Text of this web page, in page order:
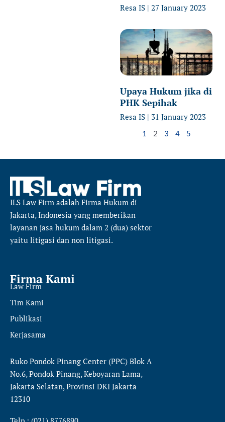
Resa IS 27 January 2023
Upaya Hukum jika di
PHK Sepihak
Resa IS 31 January 2023
1 2 3 4 5
ILS Law Firm adalah Firma Hukum di
Jakarta, Indonesia yang memberikan
layanan jasa hukum dalam 2 (dua) sektor
yaitu litigasi dan non litigasi.
Firma Kami
Law Firm
Tim Kami
Publikasi
Kerjasama
Ruko Pondok Pinang Center (PPC) Blok A
No.6, Pondok Pinang, Keboyaran Lama,
Jakarta Selatan, Provinsi DKI Jakarta
12310